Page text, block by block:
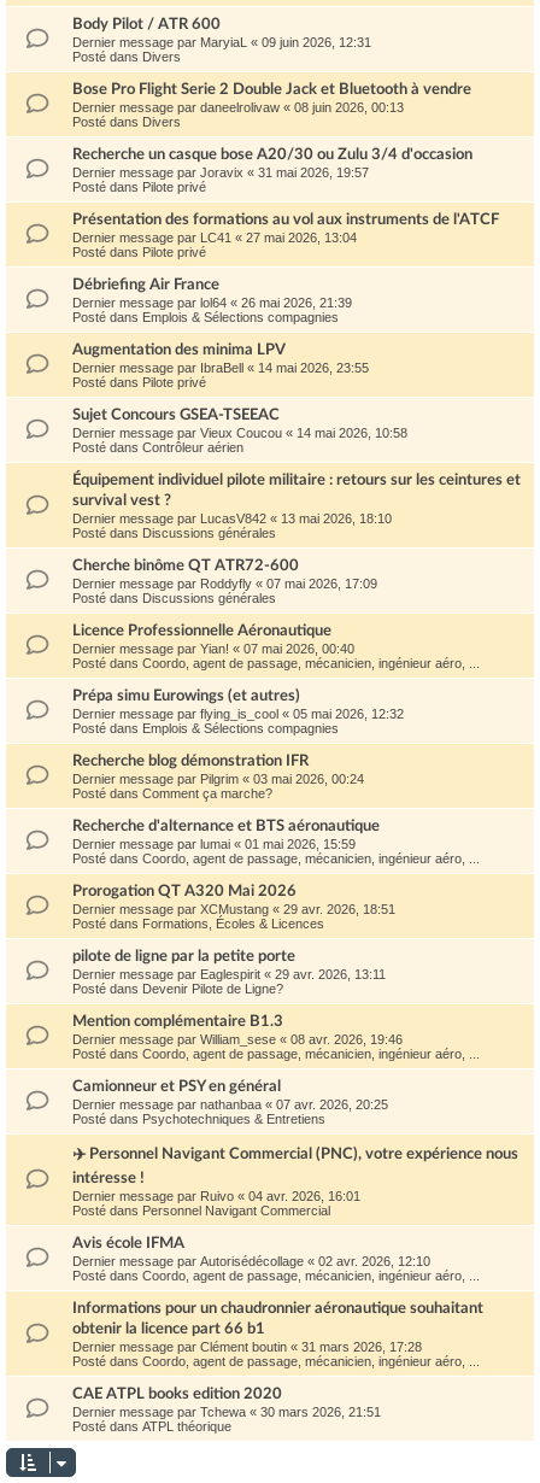
Body Pilot / ATR 600
Dernier message par MaryiaL « 09 juin 2026, 12:31
Posté dans Divers
Bose Pro Flight Serie 2 Double Jack et Bluetooth à vendre
Dernier message par daneelrolivaw « 08 juin 2026, 00:13
Posté dans Divers
Recherche un casque bose A20/30 ou Zulu 3/4 d'occasion
Dernier message par Joravix « 31 mai 2026, 19:57
Posté dans Pilote privé
Présentation des formations au vol aux instruments de l'ATCF
Dernier message par LC41 « 27 mai 2026, 13:04
Posté dans Pilote privé
Débriefing Air France
Dernier message par lol64 « 26 mai 2026, 21:39
Posté dans Emplois & Sélections compagnies
Augmentation des minima LPV
Dernier message par IbraBell « 14 mai 2026, 23:55
Posté dans Pilote privé
Sujet Concours GSEA-TSEEAC
Dernier message par Vieux Coucou « 14 mai 2026, 10:58
Posté dans Contrôleur aérien
Équipement individuel pilote militaire : retours sur les ceintures et
survival vest ?
Dernier message par LucasV842 « 13 mai 2026, 18:10
Posté dans Discussions générales
Cherche binôme QT ATR72-600
Dernier message par Roddyfly « 07 mai 2026, 17:09
Posté dans Discussions générales
Licence Professionnelle Aéronautique
Dernier message par Yian! « 07 mai 2026, 00:40
Posté dans Coordo, agent de passage, mécanicien, ingénieur aéro, ...
Prépa simu Eurowings (et autres)
Dernier message par flying_is_cool « 05 mai 2026, 12:32
Posté dans Emplois & Sélections compagnies
Recherche blog démonstration IFR
Dernier message par Pilgrim « 03 mai 2026, 00:24
Posté dans Comment ça marche?
Recherche d'alternance et BTS aéronautique
Dernier message par lumai « 01 mai 2026, 15:59
Posté dans Coordo, agent de passage, mécanicien, ingénieur aéro, ...
Prorogation QT A320 Mai 2026
Dernier message par XCMustang « 29 avr. 2026, 18:51
Posté dans Formations, Écoles & Licences
pilote de ligne par la petite porte
Dernier message par Eaglespirit « 29 avr. 2026, 13:11
Posté dans Devenir Pilote de Ligne?
Mention complémentaire B1.3
Dernier message par William_sese « 08 avr. 2026, 19:46
Posté dans Coordo, agent de passage, mécanicien, ingénieur aéro, ...
Camionneur et PSY en général
Dernier message par nathanbaa « 07 avr. 2026, 20:25
Posté dans Psychotechniques & Entretiens
✈️ Personnel Navigant Commercial (PNC), votre expérience nous
intéresse !
Dernier message par Ruivo « 04 avr. 2026, 16:01
Posté dans Personnel Navigant Commercial
Avis école IFMA
Dernier message par Autorisédécollage « 02 avr. 2026, 12:10
Posté dans Coordo, agent de passage, mécanicien, ingénieur aéro, ...
Informations pour un chaudronnier aéronautique souhaitant
obtenir la licence part 66 b1
Dernier message par Clément boutin « 31 mars 2026, 17:28
Posté dans Coordo, agent de passage, mécanicien, ingénieur aéro, ...
CAE ATPL books edition 2020
Dernier message par Tchewa « 30 mars 2026, 21:51
Posté dans ATPL théorique